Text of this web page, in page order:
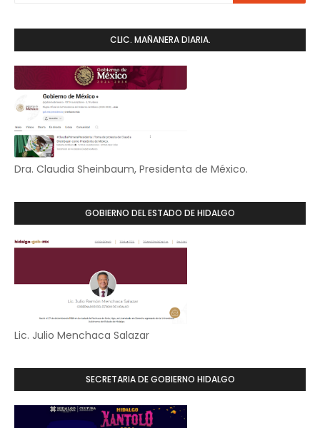
CLIC. MAÑANERA DIARIA.
Dra. Claudia Sheinbaum, Presidenta de México.
GOBIERNO DEL ESTADO DE HIDALGO
Lic. Julio Menchaca Salazar
SECRETARIA DE GOBIERNO HIDALGO